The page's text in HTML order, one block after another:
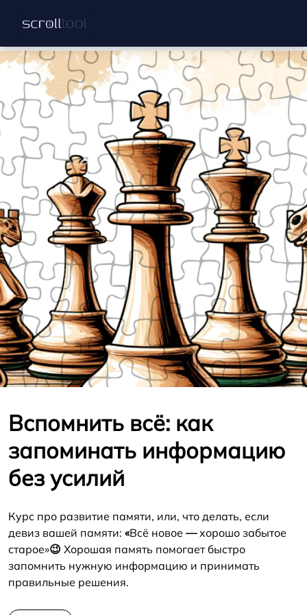
Вспомнить всё: как
запоминать информацию
без усилий
Курс про развитие памяти, или, что делать, если
девиз вашей памяти: «Всё новое —хорошо забытое
старое»😉 Хорошая память помогает быстро
запомнить нужную информацию и принимать
правильные решения.